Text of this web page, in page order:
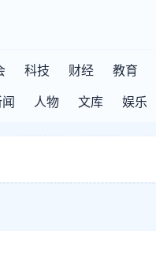
科技 财经 教育
人物 文库 娱乐